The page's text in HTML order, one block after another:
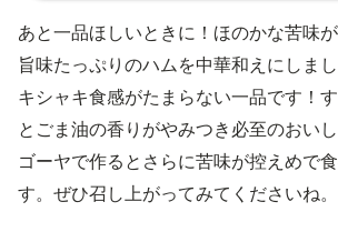
あと一品ほしいときに！ほのかな苦味
旨味たっぷりのハムを中華和えにしま
キシャキ食感がたまらない一品です！
とごま油の香りがやみつき必至のおい
ゴーヤで作るとさらに苦味が控えめで
す。ぜひ召し上がってみてくださいね。